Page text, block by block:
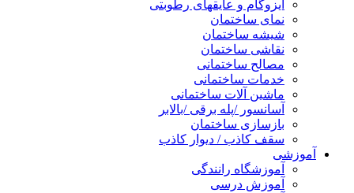
ایزوگام و عایقهای رطوبتی
نمای ساختمان
شیشه ساختمان
نقاشی ساختمان
مصالح ساختمانی
خدمات ساختمانی
ماشین آلات ساختمانی
آسانسور /پله برقی /بالابر
بازسازی ساختمان
سقف کاذب / دیوار کاذب
آموزشی
آموزشگاه رانندگی
آموزش درسی